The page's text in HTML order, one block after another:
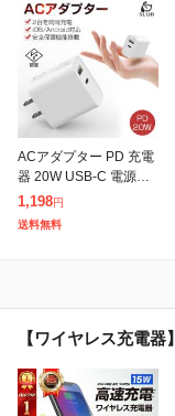
ACアダプター PD 充電
器 20W USB-C 電源ア
ダプター 急速充電器 U
SB-A+Type-C ダブル出
力 ACアダプタ
1,198円
送料無料
【ワイヤレス充電